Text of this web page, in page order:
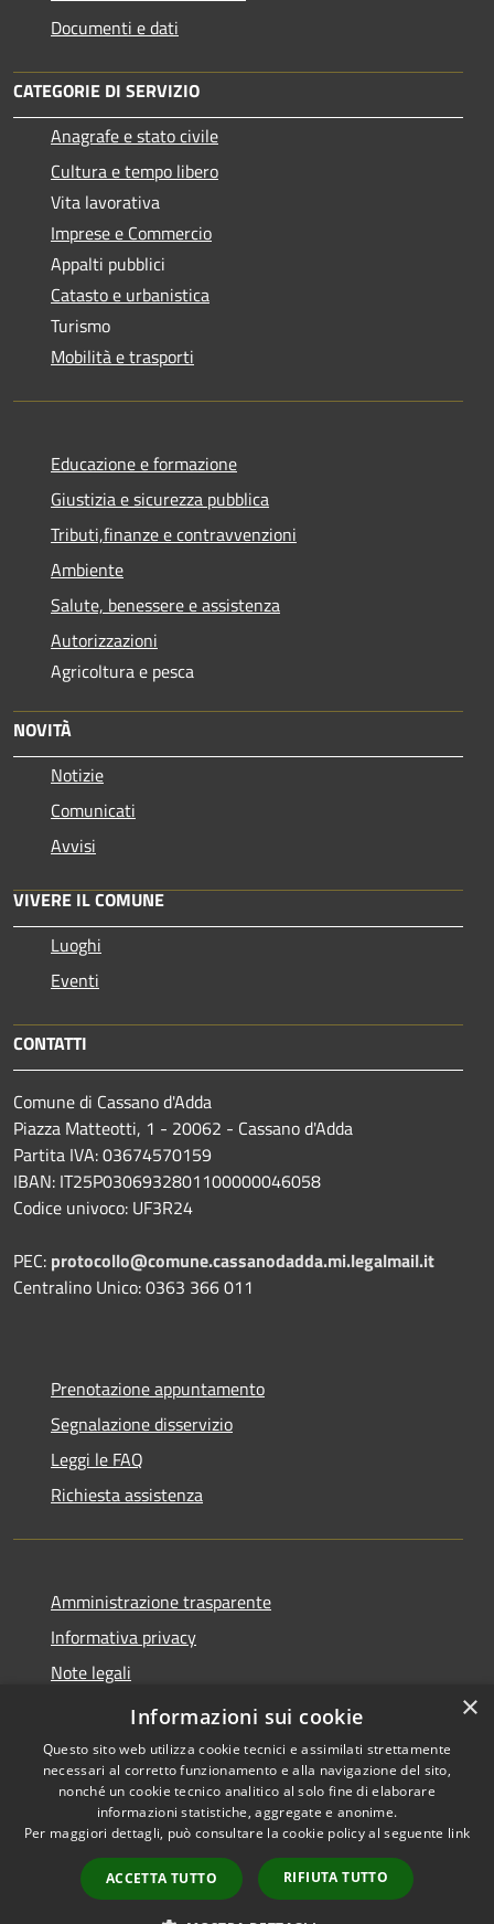
Documenti e dati
CATEGORIE DI SERVIZIO
Anagrafe e stato civile
Cultura e tempo libero
Vita lavorativa
Imprese e Commercio
Appalti pubblici
Catasto e urbanistica
Turismo
Mobilità e trasporti
Educazione e formazione
Giustizia e sicurezza pubblica
Tributi,finanze e contravvenzioni
Ambiente
Salute, benessere e assistenza
Autorizzazioni
Agricoltura e pesca
NOVITÀ
Notizie
Comunicati
Avvisi
VIVERE IL COMUNE
Luoghi
Eventi
CONTATTI
Comune di Cassano d'Adda
Piazza Matteotti, 1 - 20062 - Cassano d'Adda
Partita IVA: 03674570159
IBAN: IT25P0306932801100000046058
Codice univoco: UF3R24
PEC: protocollo@comune.cassanodadda.mi.legalmail.it
Centralino Unico: 0363 366 011
Prenotazione appuntamento
Segnalazione disservizio
Leggi le FAQ
Richiesta assistenza
Amministrazione trasparente
Informativa privacy
Note legali
Dichiarazione di accessibilità
Accessibilità
Copyright © 2026 • Comune di
Cassano d'Adda • Powered by
Municipium•
Accesso
redazione
×
Informazioni sui cookie
Questo sito web utilizza cookie tecnici e assimilati strettamente
necessari al corretto funzionamento e alla navigazione del sito,
nonché un cookie tecnico analitico al solo fine di elaborare
informazioni statistiche, aggregate e anonime.
Per maggiori dettagli, può consultare la cookie policy al seguente link
ACCETTA TUTTO RIFIUTA TUTTO